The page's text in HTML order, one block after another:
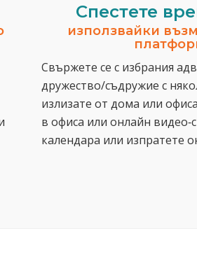
Спестeте
използвайки
Свържете се с избрания
дружество/съдружие с
излизате от дома или
в офиса или онлайн видео-
календара или изпратете